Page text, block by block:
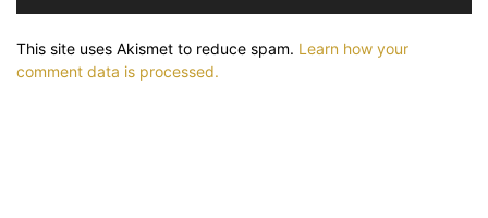
This site uses Akismet to reduce spam. Learn how your
comment data is processed.